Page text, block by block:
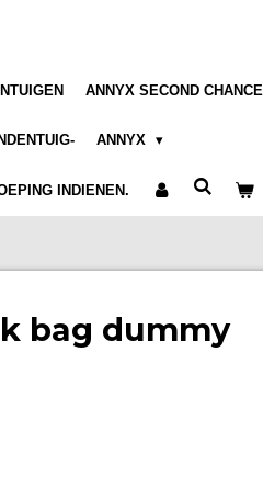
ANNYX SECOND CHANCE
ANNYX
INDIENEN.
bag dummy